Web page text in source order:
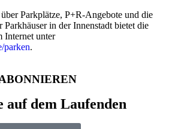
Parkplätze, P+R-Angebote und die
Parkhäuser in der Innenstadt bietet die
Internet unter
parken.
auf dem Laufenden